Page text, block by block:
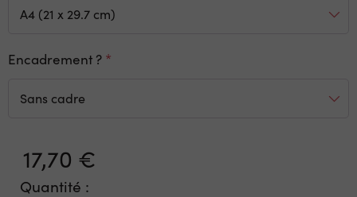
Encadrement ?
17,70 €
Quantité :